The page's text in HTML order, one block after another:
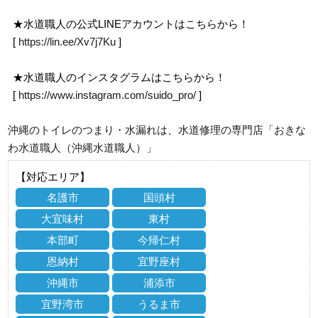
★水道職人の公式LINEアカウントはこちらから！
[ https://lin.ee/Xv7j7Ku ]
★水道職人のインスタグラムはこちらから！
[ https://www.instagram.com/suido_pro/ ]
沖縄のトイレのつまり・水漏れは、水道修理の専門店「おきな
わ水道職人（沖縄水道職人）」
【対応エリア】
名護市
国頭村
大宜味村
東村
本部町
今帰仁村
恩納村
宜野座村
沖縄市
浦添市
宜野湾市
うるま市